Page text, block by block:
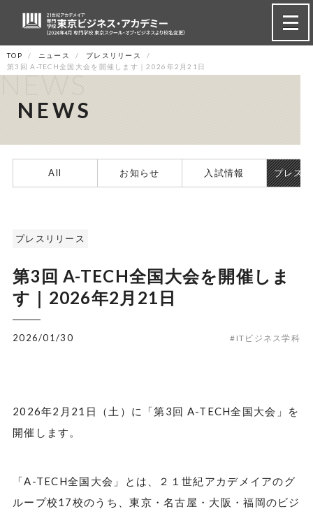
TOP ニュース
プレスリリース
第3回 A-TECH全国大会を開催します｜2026年2月21日
NEWS
NEWS
All お知らせ 入試情報 プレス
プレスリリース
第3回 A-TECH全国大会を開催しま
す｜2026年2月21日
2026/01/30 #ITビジネス学科
2026年2月21日（土）に「第3回 A-TECH全国大会」を
開催します。
「A-TECH全国大会」とは、
２１世紀アカデメイアのグ
ループ校17校のうち、東京・名古屋・大阪・福岡のビジ